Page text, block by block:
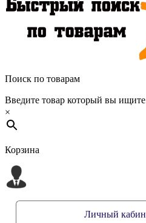
Поиск по товарам
Введите товар который вы
×
Корзина
Личный